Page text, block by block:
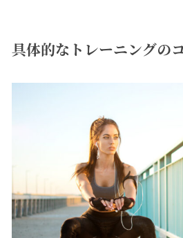
具体的なトレーニングの